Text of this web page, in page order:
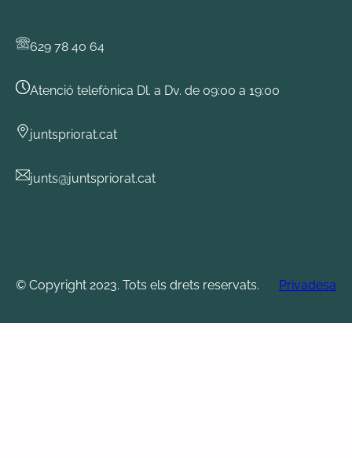
629 78 40 64
Atenció telefònica Dl. a Dv. de 09:00 a 19:00
juntspriorat.cat
junts@juntspriorat.cat
© Copyright 2023. Tots els drets reservats. Privadesa